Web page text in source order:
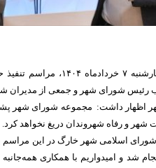
نوای جنوب: صبح روز
رئیس شورای شهر و جمعی از مدیران
اظهار داشت: مجموعه شورای شهر
شهر و رفاه شهروندان دریغ نخواهد کرد.
اسلامی شهر خارگ در این مراسم
شد و امیدواریم با همکاری